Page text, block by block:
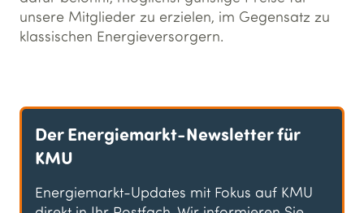
unsere Mitglieder zu erzielen, im Gegensatz zu
klassischen Energieversorgern.
Der Energiemarkt-Newsletter für
KMU
Energiemarkt-Updates mit Fokus auf KMU